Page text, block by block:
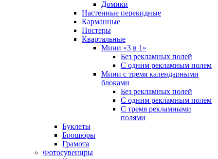
Домики
Настенные перекидные
Карманные
Постеры
Квартальные
Мини «3 в 1»
Без рекламных полей
С одним рекламным полем
Мини с тремя календарными
блоками
Без рекламных полей
С одним рекламным полем
С тремя рекламными
полями
Буклеты
Брошюры
Грамота
Фотосувениры